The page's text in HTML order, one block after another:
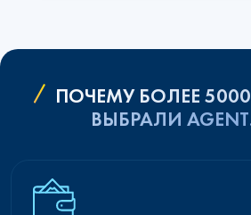
ПОЧЕМУ БОЛЕЕ
ВЫБРАЛИ